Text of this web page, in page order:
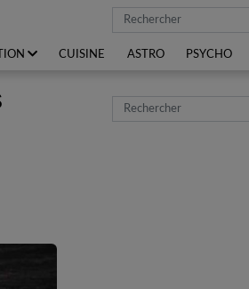
Rechercher
CUISINE ASTRO PSYCHO
Rechercher